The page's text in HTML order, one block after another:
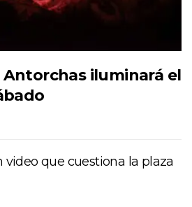
Antorchas iluminará el
video que cuestiona la plaza